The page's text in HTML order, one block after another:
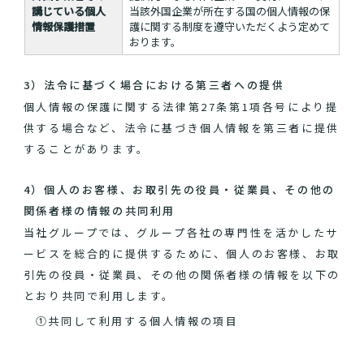
講じている個人
情報保護措置
当該外国企業が所在する国の個人情報の保
護に関する制度を遵守いただくよう定めて
おります。
3）法令に基づく場合における第三者への提供
個人情報の保護に関する法律第27条第1項各号により提
供する場合など、法令に基づき個人情報を第三者に提供
することがあります。
4）個人のお客様、お取引先の役員・従業員、その他の
関係者様の情報の共同利用
当社グループでは、グループ各社の専門性を活かしたサ
ービスを総合的に提供するために、個人のお客様、お取
引先の役員・従業員、その他の関係者様の情報を以下の
とおり共同で利用します。
①共同して利用する個人情報の項目